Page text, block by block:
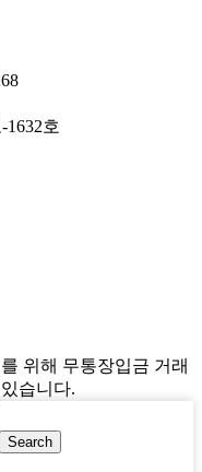
1632호
위해 무통장입금 거래
습니다.
Search